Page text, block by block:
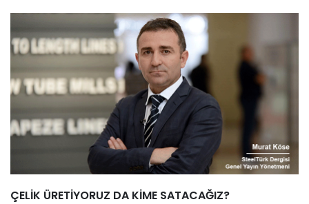
ÇELİK ÜRETİYORUZ DA KİME SATACAĞIZ?